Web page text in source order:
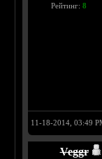
Рейтинг: 8
11-18-2014, 03:49
Veggr